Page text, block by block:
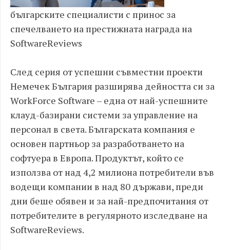
българските специалисти с принос за
спечелването на престижната награда на
SoftwareReviews
След серия от успешни съвместни проекти
Немечек България разширява дейността си за
WorkForce Software – една от най-успешните
клауд-базирани системи за управление на
персонал в света. Българската компания е
основен партньор за разработването на
софтуера в Европа. Продуктът, който се
използва от над 4,2 милиона потребители във
водещи компании в над 80 държави, преди
дни беше обявен и за най-предпочитания от
потребителите в регулярното изследване на
SoftwareReviews.